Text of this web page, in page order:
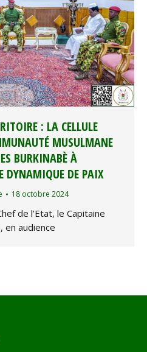
: LA CELLULE
MUSULMANE
BURKINABÈ À
DYNAMIQUE DE PAIX
18 octobre 2024
de l’Etat, le Capitaine
en audience